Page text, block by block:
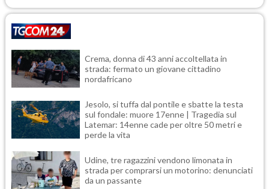
Crema, donna di 43 anni accoltellata in
strada: fermato un giovane cittadino
nordafricano
Jesolo, si tuffa dal pontile e sbatte la testa
sul fondale: muore 17enne | Tragedia sul
Latemar: 14enne cade per oltre 50 metri e
perde la vita
Udine, tre ragazzini vendono limonata in
strada per comprarsi un motorino: denunciati
da un passante